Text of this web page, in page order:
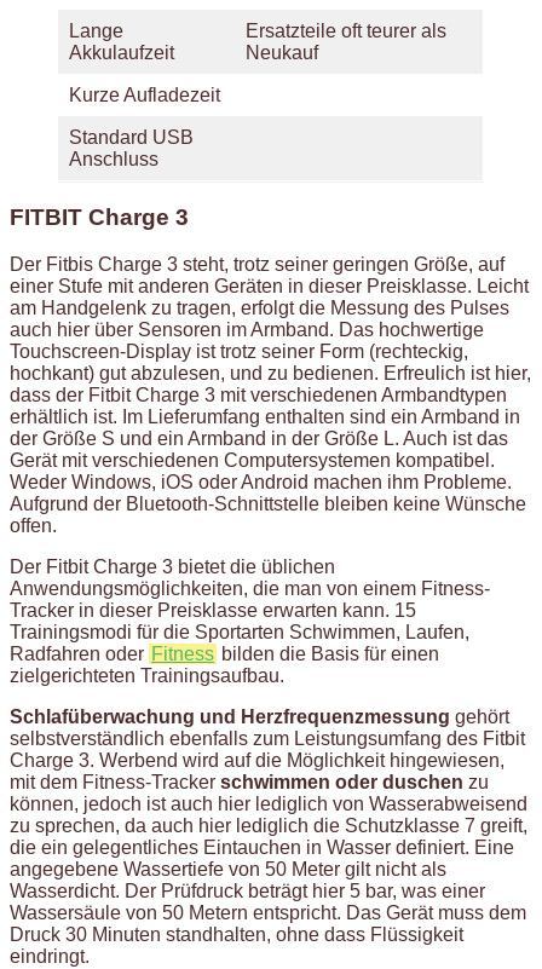
Lange
Akkulaufzeit
Ersatzteile oft teurer als
Neukauf
Kurze Aufladezeit
Standard USB
Anschluss
FITBIT Charge 3
Der Fitbis Charge 3 steht, trotz seiner geringen Größe, auf
einer Stufe mit anderen Geräten in dieser Preisklasse. Leicht
am Handgelenk zu tragen, erfolgt die Messung des Pulses
auch hier über Sensoren im Armband. Das hochwertige
Touchscreen-Display ist trotz seiner Form (rechteckig,
hochkant) gut abzulesen, und zu bedienen. Erfreulich ist hier,
dass der Fitbit Charge 3 mit verschiedenen Armbandtypen
erhältlich ist. Im Lieferumfang enthalten sind ein Armband in
der Größe S und ein Armband in der Größe L. Auch ist das
Gerät mit verschiedenen Computersystemen kompatibel.
Weder Windows, iOS oder Android machen ihm Probleme.
Aufgrund der Bluetooth-Schnittstelle bleiben keine Wünsche
offen.
Der Fitbit Charge 3 bietet die üblichen
Anwendungsmöglichkeiten, die man von einem Fitness-
Tracker in dieser Preisklasse erwarten kann. 15
Trainingsmodi für die Sportarten Schwimmen, Laufen,
Radfahren oder Fitness bilden die Basis für einen
zielgerichteten Trainingsaufbau.
Schlafüberwachung und Herzfrequenzmessung gehört
selbstverständlich ebenfalls zum Leistungsumfang des Fitbit
Charge 3. Werbend wird auf die Möglichkeit hingewiesen,
mit dem Fitness-Tracker schwimmen oder duschen zu
können, jedoch ist auch hier lediglich von Wasserabweisend
zu sprechen, da auch hier lediglich die Schutzklasse 7 greift,
die ein gelegentliches Eintauchen in Wasser definiert. Eine
angegebene Wassertiefe von 50 Meter gilt nicht als
Wasserdicht. Der Prüfdruck beträgt hier 5 bar, was einer
Wassersäule von 50 Metern entspricht. Das Gerät muss dem
Druck 30 Minuten standhalten, ohne dass Flüssigkeit
eindringt.